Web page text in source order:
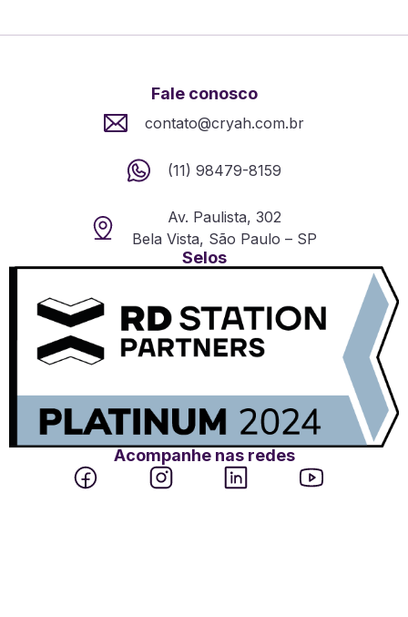
Fale conosco
contato@cryah.com.br
(11) 98479-8159
Av. Paulista, 302
Bela Vista, São Paulo – SP
Selos
Acompanhe nas redes